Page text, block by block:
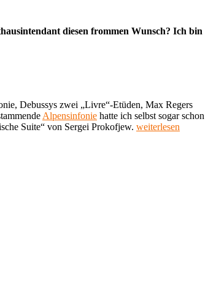
diesen frommen Wunsch? Ich bin
Debussys zwei „Livre“-Etüden, Max Regers
Alpensinfonie hatte ich selbst sogar schon
Suite“ von Sergei Prokofjew. „Meine
weiterlesen